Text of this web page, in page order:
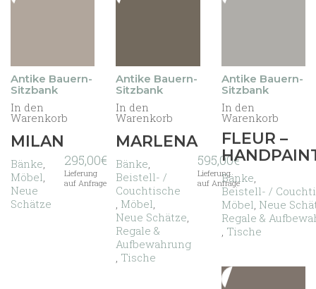
Antike Bauern-
Sitzbank
In den
Warenkorb
MILAN
Bänke
Möbel
Neue
Schätze
295,00€
Lieferung
auf Anfrage
Antike Bauern-
Sitzbank
In den
Warenkorb
MARLENA
Bänke
Beistell- /
Couchtische
Möbel
Neue Schätze
Regale &
Aufbewahrung
Tische
595,00€
Lieferung
auf Anfrage
Antike Bauern-
Sitzbank
In den
Warenkorb
FLEUR –
Bänke
Beistell- /
Möbel Neue
Regale &
Tische